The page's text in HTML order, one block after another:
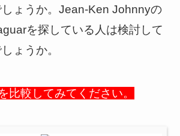
ょうか。Jean-Ken Johnnyの
を探している人は検討して
ょうか。
比較してみてください。